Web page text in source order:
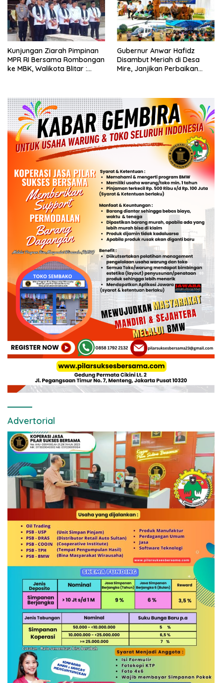
Kunjungan Ziarah Pimpinan
MPR RI Bersama Rombongan
ke MBK, Walikota Blitar :
Gubernur Anwar Hafidz
Disambut Meriah di Desa
Mire, Janjikan Perbaikan
Advertorial